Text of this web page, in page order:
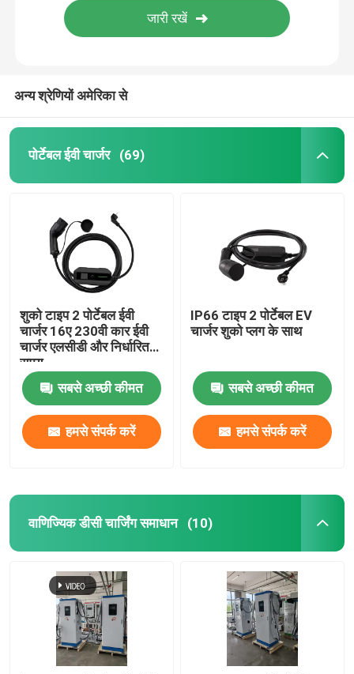
अन्य श्रेणियों अमेरिका से
पोर्टेबल ईवी चार्जर (69)
शुको टाइप 2 पोर्टेबल ईवी
चार्जर 16ए 230वी कार ईवी
चार्जर एलसीडी और निर्धारित
समय
सबसे अच्छी कीमत
हमसे संपर्क करें
IP66 टाइप 2 पोर्टेबल EV
चार्जर शुको प्लग के साथ
सबसे अच्छी कीमत
हमसे संपर्क करें
वाणिज्यिक डीसी चार्जिंग समाधान (10)